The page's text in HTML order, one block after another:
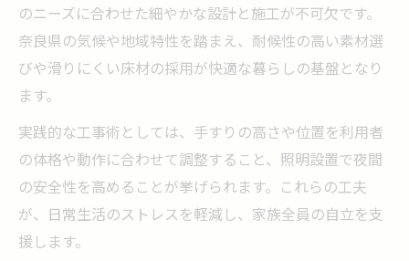
のニーズに合わせた細やかな設計と施工が不可欠です。
奈良県の気候や地域特性を踏まえ、耐候性の高い素材選
びや滑りにくい床材の採用が快適な暮らしの基盤となり
ます。
実践的な工事術としては、手すりの高さや位置を利用者
の体格や動作に合わせて調整すること、照明設置で夜間
の安全性を高めることが挙げられます。これらの工夫
が、日常生活のストレスを軽減し、家族全員の自立を支
援します。